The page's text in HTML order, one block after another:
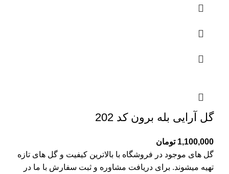
گل آرایی بله برون کد 202
1,100,000 تومان
گل های موجود در فروشگاه با بالاترین کیفیت و گل های تازه
تهیه میشوند. برای دریافت مشاوره و ثبت سفارش با ما در